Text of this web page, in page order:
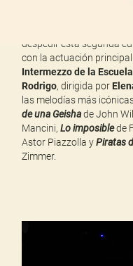
despedir esta segunda
con la actuación
Intermezzo de la
Rodrigo, dirigida por
las melodías más
de una Geishade John
Mancini,Lo imposiblede
Astor Piazzolla yPiratas
Zimmer.